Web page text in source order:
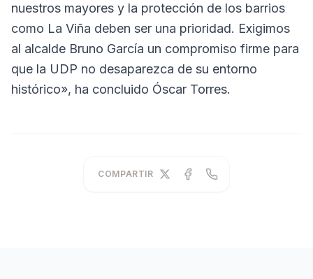
nuestros mayores y la protección de los barrios
como La Viña deben ser una prioridad. Exigimos
al alcalde Bruno García un compromiso firme para
que la UDP no desaparezca de su entorno
histórico», ha concluido Óscar Torres.
COMPARTIR